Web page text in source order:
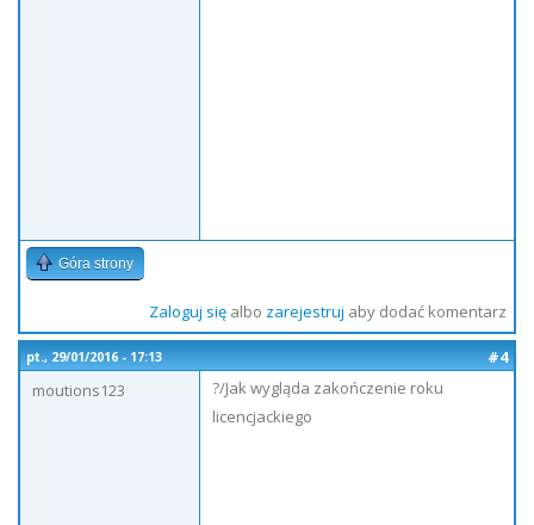
Góra strony
Zaloguj sięalbo zarejestruj aby dodać komentarz
pt., 29/01/2016 - 17:13
#4
moutions123
?/Jak wygląda zakończenie roku
licencjackiego